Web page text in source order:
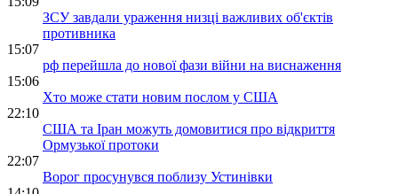
ЗСУ завдали ураження низці важливих об'єктів
противника
15:07
рф перейшла до нової фази війни на виснаження
15:06
Хто може стати новим послом у США
22:10
США та Іран можуть домовитися про відкриття
Ормузької протоки
22:07
Ворог просунувся поблизу Устинівки